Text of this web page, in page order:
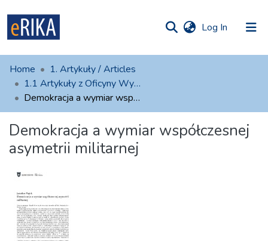
Log In (current)
UAFM
Information
For authors
Help
Contact
Home
1. Artykuły / Articles
1.1 Artykuły z Oficyny Wydawniczej AFM
Demokracja a wymiar współczesnej asymetrii militarnej
Demokracja a wymiar współczesnej
asymetrii militarnej